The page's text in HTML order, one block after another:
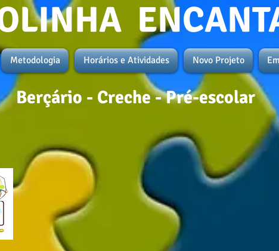
Berçário - Creche - Pré-escolar
Metodologia Horários e Atividades Novo Projeto